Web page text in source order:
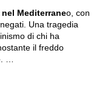
Mediterraneo, con
Una tragedia
di chi ha
il freddo
…